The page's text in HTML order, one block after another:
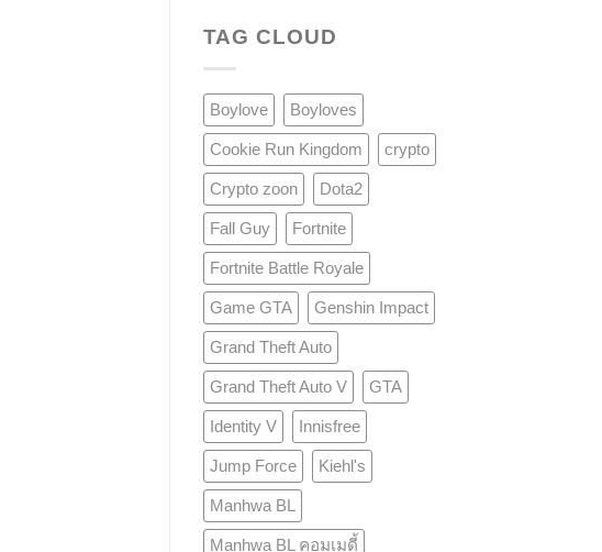
TAG CLOUD
Boylove Boyloves
Cookie Run Kingdom crypto
Crypto zoon Dota2
Fall Guy Fortnite
Fortnite Battle Royale
Game GTA Genshin Impact
Grand Theft Auto
Grand Theft Auto V GTA
Identity V Innisfree
Jump Force Kiehl's
Manhwa BL
Manhwa BL คอมเมดี้